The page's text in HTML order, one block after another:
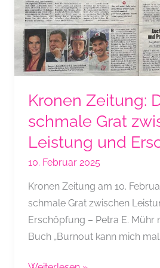
Mühr
im
Café
Puls
Talk
Kronen Zeitung:
schmale Grat
Leistung und
10. Februar 2025
Kronen Zeitung am 10.
schmale Grat zwischen
Erschöpfung – Petra E. Mühr
Buch „Burnout kann mich